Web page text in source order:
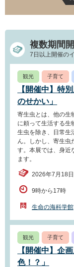
複数期間
7日以上開催の
観光 子育て
【開催中】特
のせかい」
寄生虫とは、他の生
に頼って生活する生
生虫を除き、日常生
ん。しかし、寄生虫
す。本展では、身近
ます。
2026年7月18
9時から17時
生命の海科学館
観光 子育て
【開催中】企
色！？」